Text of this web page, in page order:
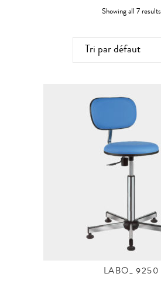
Showing all 7 results
Tri par défaut
LABO_ 9250